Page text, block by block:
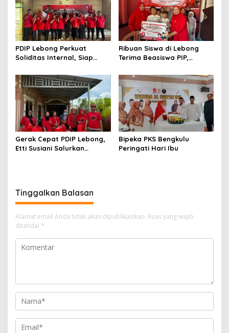
PDIP Lebong Perkuat
Soliditas Internal, Siap
Ribuan Siswa di Lebong
Terima Beasiswa PIP,
Gerak Cepat PDIP Lebong,
Etti Susiani Salurkan
Bipeka PKS Bengkulu
Peringati Hari Ibu
Tinggalkan Balasan
Alamat email Anda tidak akan dipublikasikan. Ruas yang wajib
ditandai *